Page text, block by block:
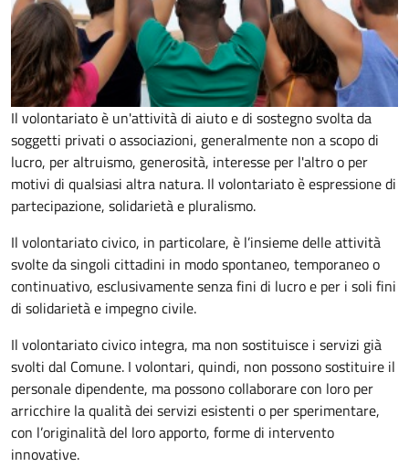
Il volontariato è un'attività di aiuto e di sostegno svolta da
soggetti privati o associazioni, generalmente non a scopo di
lucro, per altruismo, generosità, interesse per l'altro o per
motivi di qualsiasi altra natura. Il volontariato è espressione di
partecipazione, solidarietà e pluralismo.
Il volontariato civico, in particolare, è l’insieme delle attività
svolte da singoli cittadini in modo spontaneo, temporaneo o
continuativo, esclusivamente senza fini di lucro e per i soli fini
di solidarietà e impegno civile.
Il volontariato civico integra, ma non sostituisce i servizi già
svolti dal Comune. I volontari, quindi, non possono sostituire il
personale dipendente, ma possono collaborare con loro per
arricchire la qualità dei servizi esistenti o per sperimentare,
con l’originalità del loro apporto, forme di intervento
innovative.